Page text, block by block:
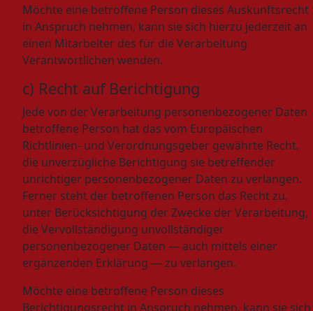
Möchte eine betroffene Person dieses Auskunftsrecht
in Anspruch nehmen, kann sie sich hierzu jederzeit an
einen Mitarbeiter des für die Verarbeitung
Verantwortlichen wenden.
c) Recht auf Berichtigung
Jede von der Verarbeitung personenbezogener Daten
betroffene Person hat das vom Europäischen
Richtlinien- und Verordnungsgeber gewährte Recht,
die unverzügliche Berichtigung sie betreffender
unrichtiger personenbezogener Daten zu verlangen.
Ferner steht der betroffenen Person das Recht zu,
unter Berücksichtigung der Zwecke der Verarbeitung,
die Vervollständigung unvollständiger
personenbezogener Daten — auch mittels einer
ergänzenden Erklärung — zu verlangen.
Möchte eine betroffene Person dieses
Berichtigungsrecht in Anspruch nehmen, kann sie sich